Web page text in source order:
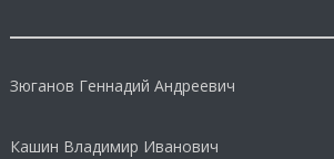
Зюганов Геннадий Андреевич
Кашин Владимир Иванович